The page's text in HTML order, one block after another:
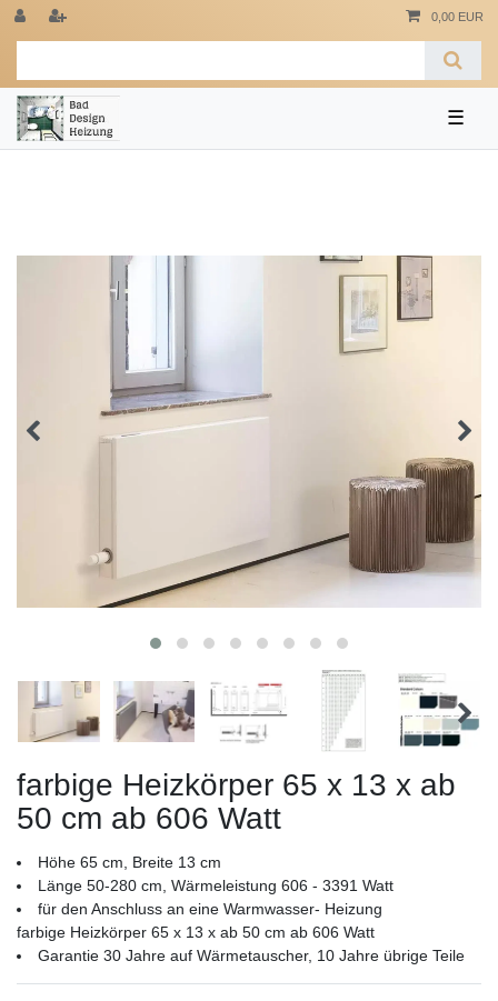
0,00 EUR
☰
farbige Heizkörper 65 x 13 x ab
50 cm ab 606 Watt
Höhe 65 cm, Breite 13 cm
Länge 50-280 cm, Wärmeleistung 606 - 3391 Watt
für den Anschluss an eine Warmwasser- Heizung
farbige Heizkörper 65 x 13 x ab 50 cm ab 606 Watt
Garantie 30 Jahre auf Wärmetauscher, 10 Jahre übrige Teile